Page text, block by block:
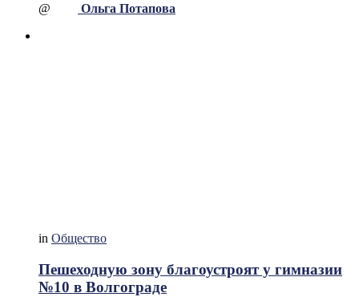
@ Ольга Потапова
in Общество
Пешеходную зону благоустроят у гимназии
№10 в Волгограде